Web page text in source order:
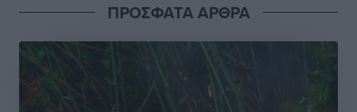
Συνελήφθησαν έξι άτομα για ηχορύπανση από
ΠΡΟΣΦΑΤΑ ΑΡΘΡΑ